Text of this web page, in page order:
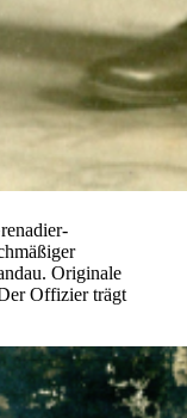
Originale
Offizier trägt